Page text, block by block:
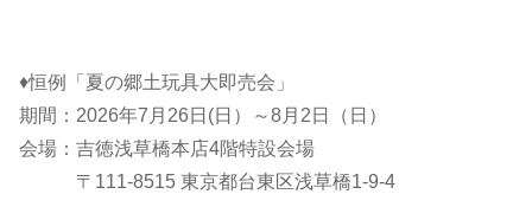
♦恒例「夏の郷土玩具大即売会」
期間：2026年7月26日(日）～8月2日（日）
会場：吉徳浅草橋本店4階特設会場
〒111-8515 東京都台東区浅草橋1-9-4